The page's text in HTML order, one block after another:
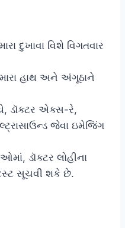
દુખાવા વિશે વિગતવાર
હાથ અને અંગૂઠાને
ડૉક્ટર એક્સ-રે,
જેવા ઇમેજિંગ
ડૉક્ટર લોહીના
સૂચવી શકે છે.